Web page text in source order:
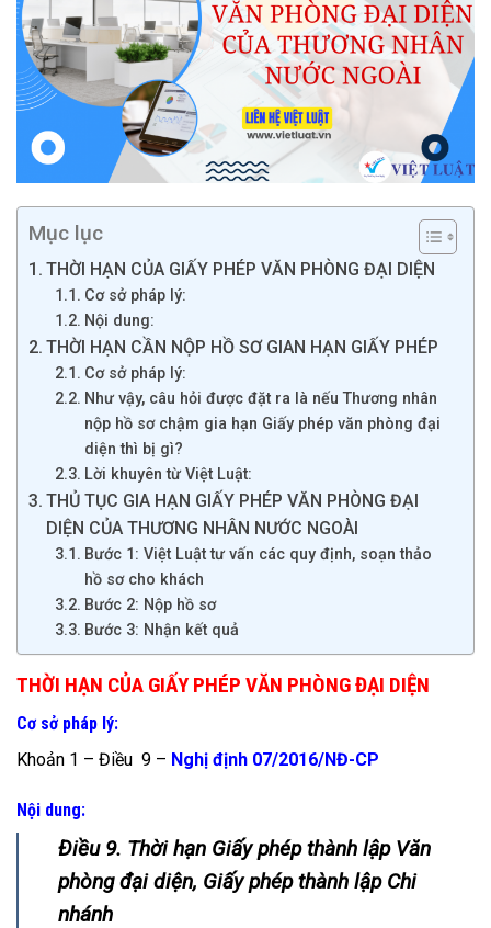
Mục lục
THỜI HẠN CỦA GIẤY PHÉP VĂN PHÒNG ĐẠI DIỆN
Cơ sở pháp lý:
Nội dung:
THỜI HẠN CẦN NỘP HỒ SƠ GIAN HẠN GIẤY PHÉP
Cơ sở pháp lý:
Như vậy, câu hỏi được đặt ra là nếu Thương nhân
nộp hồ sơ chậm gia hạn Giấy phép văn phòng đại
diện thì bị gì?
Lời khuyên từ Việt Luật:
THỦ TỤC GIA HẠN GIẤY PHÉP VĂN PHÒNG ĐẠI
DIỆN CỦA THƯƠNG NHÂN NƯỚC NGOÀI
Bước 1: Việt Luật tư vấn các quy định, soạn thảo
hồ sơ cho khách
Bước 2: Nộp hồ sơ
Bước 3: Nhận kết quả
THỜI HẠN CỦA GIẤY PHÉP VĂN PHÒNG ĐẠI DIỆN
Cơ sở pháp lý:
Khoản 1 – Điều 9 – Nghị định 07/2016/NĐ-CP
Nội dung:
Điều 9. Thời hạn Giấy phép thành lập Văn
phòng đại diện, Giấy phép thành lập Chi
nhánh